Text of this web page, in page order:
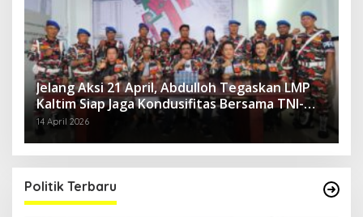
Jelang Aksi 21 April, Abdulloh Tegaskan LMP
Kaltim Siap Jaga Kondusifitas Bersama TNI-
Polri
14 April 2026
Politik Terbaru